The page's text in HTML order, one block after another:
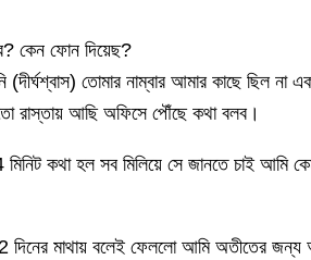
কেন ফোন দিয়েছ?
(দীর্ঘশ্বাস) তোমার নাম্বার আমার কাছে ছিল
আছি অফিসে পৌঁছে কথা বলব।
কথা হল সব মিলিয়ে সে জানতে চাই আমি
মাথায় বলেই ফেললো আমি অতীতের জন্য